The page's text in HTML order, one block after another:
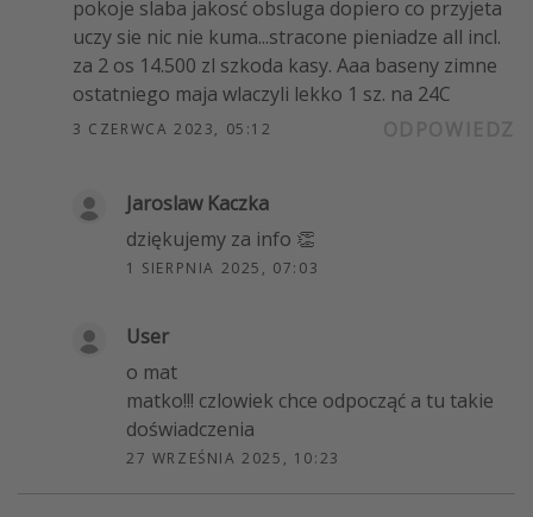
pokoje slaba jakosć obsluga dopiero co przyjeta
uczy sie nic nie kuma...stracone pieniadze all incl.
za 2 os 14.500 zl szkoda kasy. Aaa baseny zimne
ostatniego maja wlaczyli lekko 1 sz. na 24C
3 CZERWCA 2023, 05:12
Jaroslaw Kaczka
dziękujemy za info 👏
1 SIERPNIA 2025, 07:03
User
o mat
matko!!! czlowiek chce odpocząć a tu takie
doświadczenia
27 WRZEŚNIA 2025, 10:23